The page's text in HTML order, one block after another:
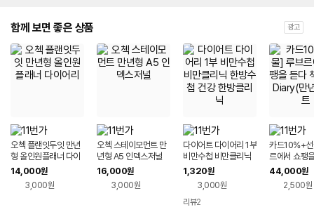
함께 보면 좋은 상품 광고
오첵 플랜잇두잇 만년
형 올인원플래너 다이
어리
14,000원
3,000원
오첵 스테이모먼트 만
년형 A5 인덱스저널
16,000원
3,000원
다이어트 다이어리 1부
비만수첩 비만클리닉
한방수첩 건강 한방클
리닉
1,320원
3,000원
리뷰2
카드10%+
르에서 쇼팽
& Art Diary(
세트
44,000원
2,500원